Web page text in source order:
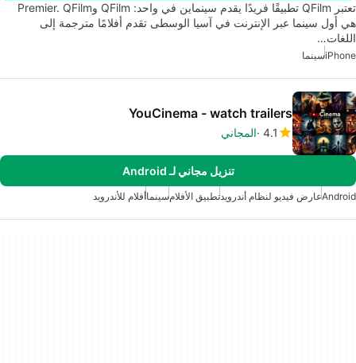
تعتبر QFilm تطبيقًا فريدًا يقدم سينماين في واحد: QFilm وPremier. QFilm
هي أول سينما عبر الإنترنت في آسيا الوسطى تقدم أفلامًا مترجمة إلى
اللغات…
iPhoneسينما
YouCinema - watch trailers
4.1 المجاني
تنزيل مجاني لـ Android
Androidعارض فيديو لنظام أندرويدتطبيق الأفلامسينماأفلام للأندرويد